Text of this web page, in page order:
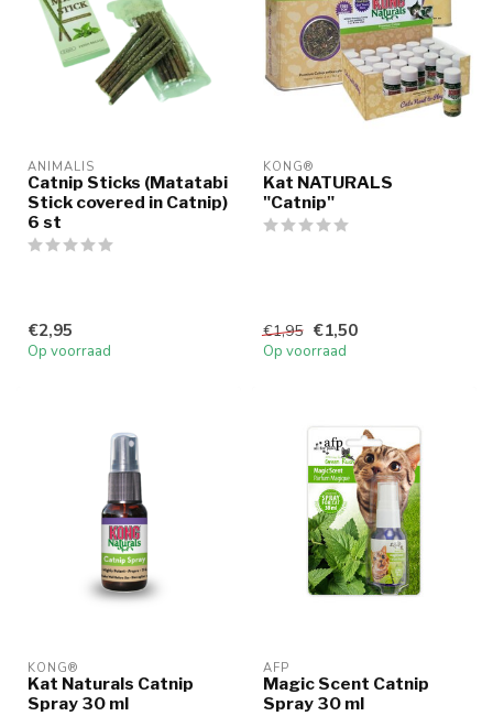
ANIMALIS
Catnip Sticks (Matatabi
Stick covered in Catnip)
6 st
€2,95
Op voorraad
KONG®
Kat NATURALS
"Catnip"
€1,95 €1,50
Op voorraad
KONG®
Kat Naturals Catnip
Spray 30 ml
AFP
Magic Scent Catnip
Spray 30 ml